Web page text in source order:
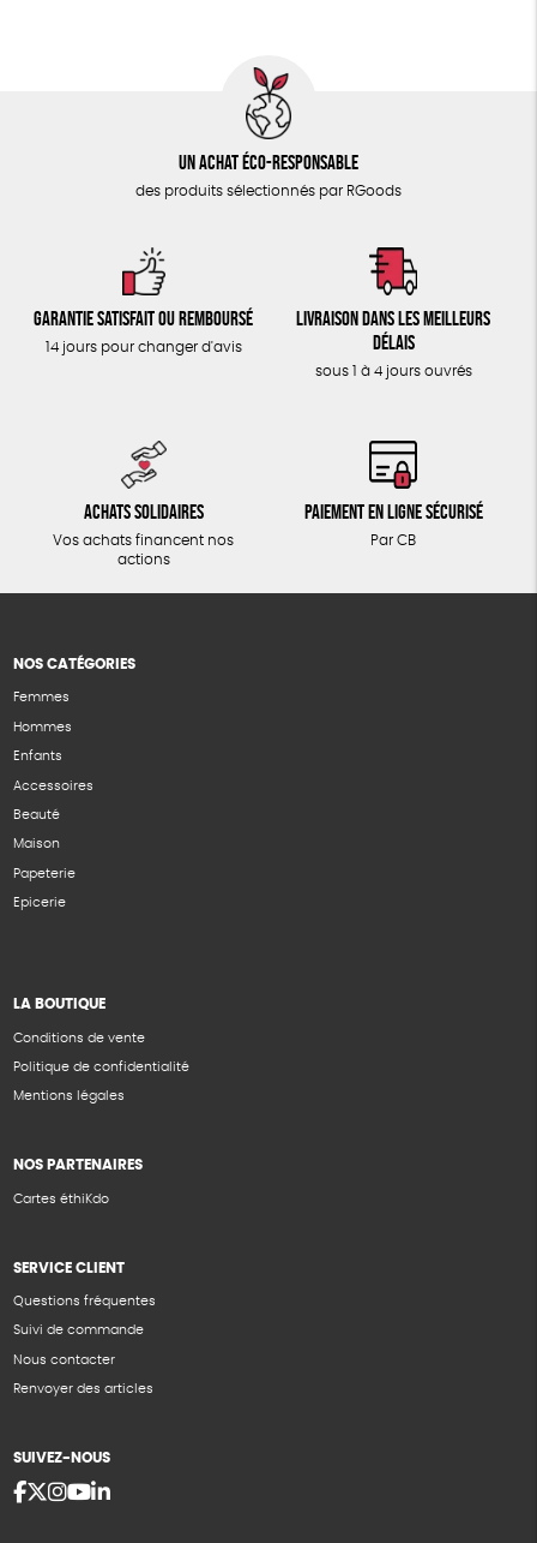
Un achat éco-responsable
des produits sélectionnés par RGoods
Garantie satisfait ou remboursé
14 jours pour changer d'avis
Livraison dans les meilleurs
délais
sous 1 à 4 jours ouvrés
Achats solidaires
Vos achats financent nos
actions
Paiement en ligne sécurisé
Par CB
NOS CATÉGORIES
Femmes
Hommes
Enfants
Accessoires
Beauté
Maison
Papeterie
Epicerie
LA BOUTIQUE
Conditions de vente
Politique de confidentialité
Mentions légales
NOS PARTENAIRES
Cartes éthiKdo
SERVICE CLIENT
Questions fréquentes
Suivi de commande
Nous contacter
Renvoyer des articles
SUIVEZ-NOUS